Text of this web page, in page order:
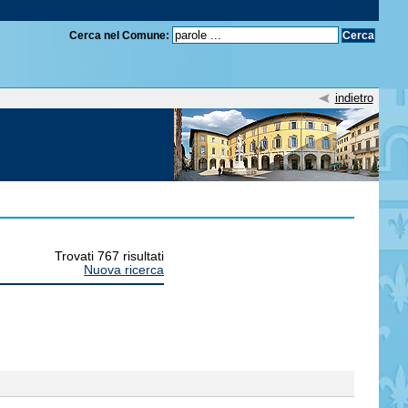
Cerca nel Comune:
indietro
Trovati 767 risultati
Nuova ricerca